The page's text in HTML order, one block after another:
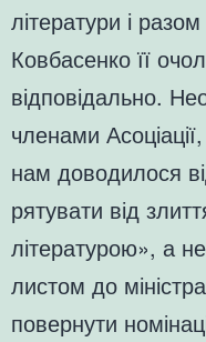
літератури і
Ковбасенко її
відповідально.
членами
нам доводилося
рятувати від
літературою», а
листом до
повернути